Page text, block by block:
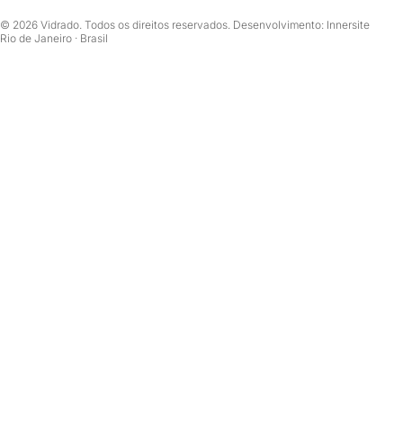
© 2026 Vidrado. Todos os direitos reservados. Desenvolvimento: Innersite
Rio de Janeiro · Brasil